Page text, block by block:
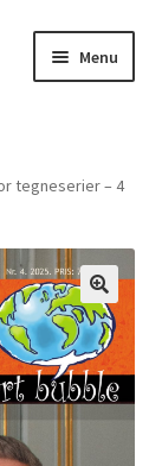
Menu
tegneserier – 4